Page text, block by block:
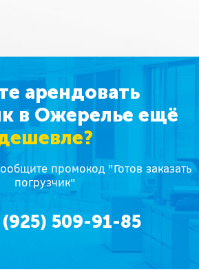
арендовать
в Ожерелье ещё
промокод "Готов заказать
погрузчик"
509-91-85